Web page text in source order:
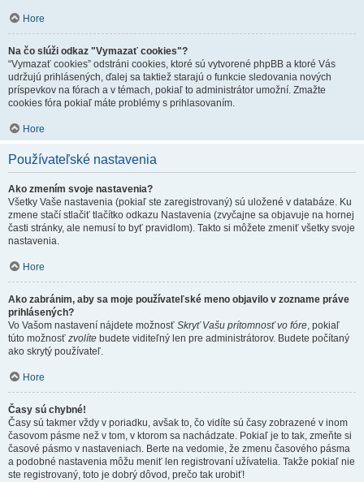
Hore
Na čo slúži odkaz "Vymazať cookies"?
“Vymazať cookies” odstráni cookies, ktoré sú vytvorené phpBB a ktoré Vás
udržujú prihlásených, ďalej sa taktiež starajú o funkcie sledovania nových
príspevkov na fórach a v témach, pokiaľ to administrátor umožní. Zmažte
cookies fóra pokiaľ máte problémy s prihlasovaním.
Hore
Používateľské nastavenia
Ako zmením svoje nastavenia?
Všetky Vaše nastavenia (pokiaľ ste zaregistrovaný) sú uložené v databáze. Ku
zmene stačí stlačiť tlačítko odkazu Nastavenia (zvyčajne sa objavuje na hornej
časti stránky, ale nemusí to byť pravidlom). Takto si môžete zmeniť všetky svoje
nastavenia.
Hore
Ako zabránim, aby sa moje používateľské meno objavilo v zozname práve
prihlásených?
Vo Vašom nastavení nájdete možnosť Skryť Vašu prítomnosť vo fóre, pokiaľ
túto možnosť zvolíte budete viditeľný len pre administrátorov. Budete počítaný
ako skrytý používateľ.
Hore
Časy sú chybné!
Časy sú takmer vždy v poriadku, avšak to, čo vidíte sú časy zobrazené v inom
časovom pásme než v tom, v ktorom sa nachádzate. Pokiaľ je to tak, zmeňte si
časové pásmo v nastaveniach. Berte na vedomie, že zmenu časového pásma
a podobné nastavenia môžu meniť len registrovaní užívatelia. Takže pokiaľ nie
ste registrovaný, toto je dobrý dôvod, prečo tak urobiť!